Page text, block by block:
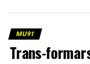
MU91
Trans-